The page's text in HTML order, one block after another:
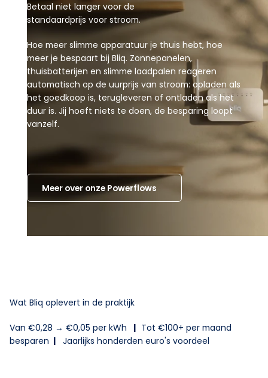
Betaal niet langer voor de
standaardprijs voor stroom.
Hoe meer slimme apparatuur je thuis hebt, hoe
meer je bespaart bij Bliq. Zonnepanelen,
thuisbatterijen en slimme laadpalen reageren
automatisch op de uurprijs van stroom: opladen als
het goedkoop is, terugleveren of ontladen als het
duur is. Jij hoeft niets te doen, de besparing loopt
vanzelf.
Meer over onze Powerflows
Wat Bliq oplevert in de praktijk
Van €0,28 → €0,05 per kWh | Tot €100+ per maand
besparen | Jaarlijks honderden euro's voordeel